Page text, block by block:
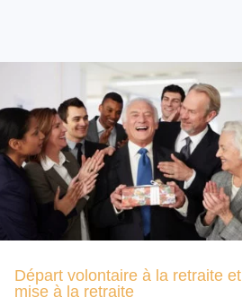
Départ volontaire à la retraite et
mise à la retraite